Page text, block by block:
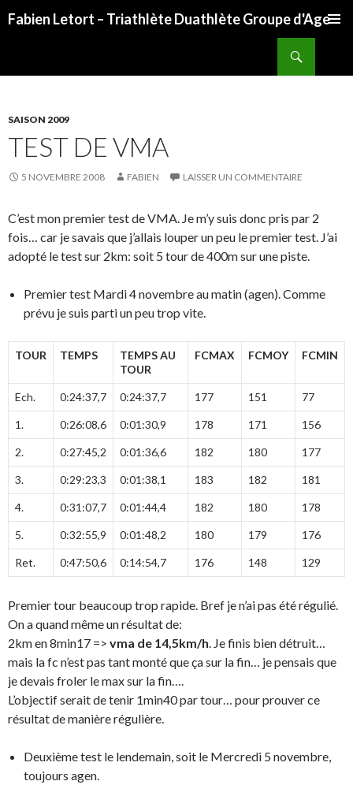
Fabien Letort – Triathlète Duathlète Groupe d'Age
SAISON 2009
TEST DE VMA
5 NOVEMBRE 2008 FABIEN LAISSER UN COMMENTAIRE
C’est mon premier test de VMA. Je m’y suis donc pris par 2
fois… car je savais que j’allais louper un peu le premier test. J’ai
adopté le test sur 2km: soit 5 tour de 400m sur une piste.
Premier test Mardi 4 novembre au matin (agen). Comme
prévu je suis parti un peu trop vite.
TOUR TEMPS
TEMPS AU
TOUR
FCMAX FCMOY FCMIN
Ech. 0:24:37,7 0:24:37,7 177 151 77
1. 0:26:08,6 0:01:30,9 178 171 156
2. 0:27:45,2 0:01:36,6 182 180 177
3. 0:29:23,3 0:01:38,1 183 182 181
4. 0:31:07,7 0:01:44,4 182 180 178
5. 0:32:55,9 0:01:48,2 180 179 176
Ret. 0:47:50,6 0:14:54,7 176 148 129
Premier tour beaucoup trop rapide. Bref je n’ai pas été régulié.
On a quand même un résultat de:
2km en 8min17 => vma de 14,5km/h. Je finis bien détruit…
mais la fc n’est pas tant monté que ça sur la fin… je pensais que
je devais froler le max sur la fin….
L’objectif serait de tenir 1min40 par tour… pour prouver ce
résultat de manière régulière.
Deuxième test le lendemain, soit le Mercredi 5 novembre,
toujours agen.